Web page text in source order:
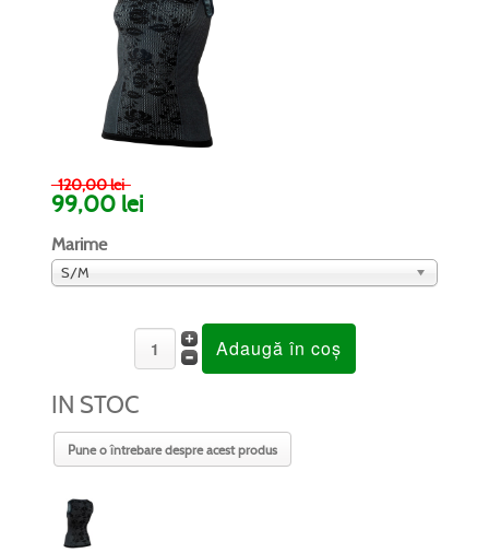
120,00 lei
99,00 lei
Marime
S/M
IN STOC
Pune o întrebare despre acest produs